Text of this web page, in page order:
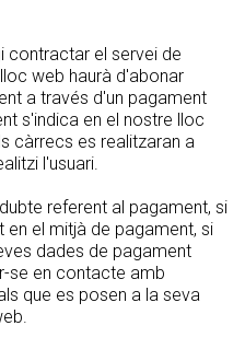
contractar el servei de
web haurà d'abonar
a través d'un pagament
s'indica en el nostre lloc
càrrecs es realitzaran a
l'usuari.
referent al pagament, si
en el mitjà de pagament, si
dades de pagament
se en contacte amb
que es posen a la seva